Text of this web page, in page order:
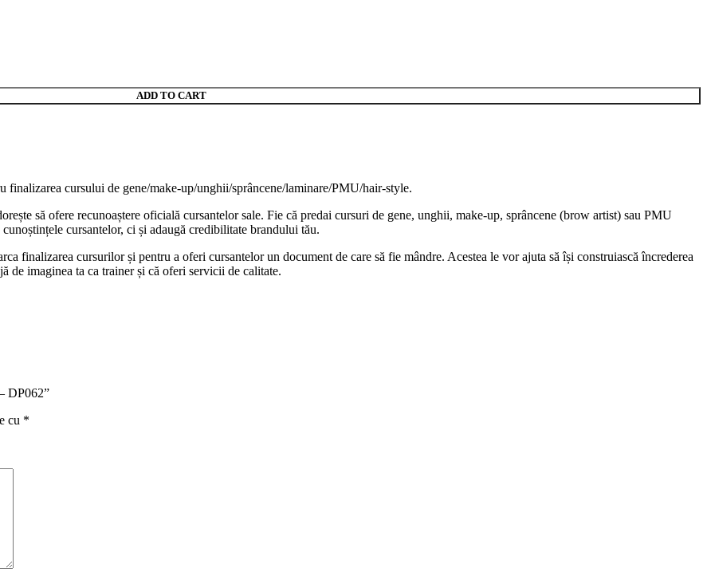
ADD TO CART
cursului de gene/make-up/unghii/sprâncene/laminare/PMU/hair-style.
să ofere recunoaștere oficială cursantelor sale. Fie că predai cursuri de gene, unghii, make-up, sprâncene (brow artist) sau PMU
cursantelor, ci și adaugă credibilitate brandului tău.
finalizarea cursurilor și pentru a oferi cursantelor un document de care să fie mândre. Acestea le vor ajuta să își construiască încrederea
de imaginea ta ca trainer și că oferi servicii de calitate.
DP062”
cu *